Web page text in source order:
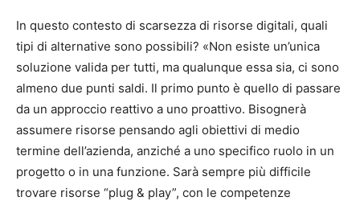
In questo contesto di scarsezza di risorse digitali, quali
tipi di alternative sono possibili? «Non esiste un’unica
soluzione valida per tutti, ma qualunque essa sia, ci sono
almeno due punti saldi. Il primo punto è quello di passare
da un approccio reattivo a uno proattivo. Bisognerà
assumere risorse pensando agli obiettivi di medio
termine dell’azienda, anziché a uno specifico ruolo in un
progetto o in una funzione. Sarà sempre più difficile
trovare risorse “plug & play”, con le competenze